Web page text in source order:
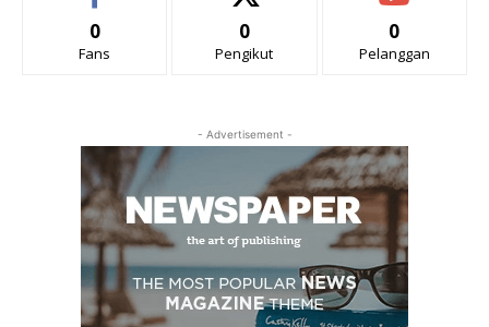
0
Fans
0
Pengikut
0
Pelanggan
- Advertisement -